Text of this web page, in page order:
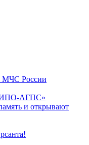
МЧС России
АГПС»
и открывают